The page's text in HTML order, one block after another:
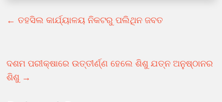
← ତହସିଲ କାର୍ଯ୍ୟାଳୟ ନିକଟରୁ ପଲିଥିନ ଜବତ
ଦଶମ ପରୀକ୍ଷାରେ ଉତ୍ତୀର୍ଣ୍ଣ ହେଲେ ଶିଶୁ ଯତ୍ନ ଅନୁଷ୍ଠାନର
ଶିଶୁ →